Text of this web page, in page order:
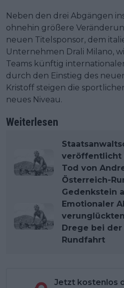
Neben den drei Abgängen
ohnehin größere
neuen Titelsponsor, dem
Unternehmen Drali Milano,
Teams künftig
durch den Einstieg des
Kristoff steigen die
neues Niveau.
Weiterlesen
veröffentlicht
Tod von
Österreich-
Gedenkstein
Emotionaler
Drege bei
Rundfahrt
Jetzt kostenlos